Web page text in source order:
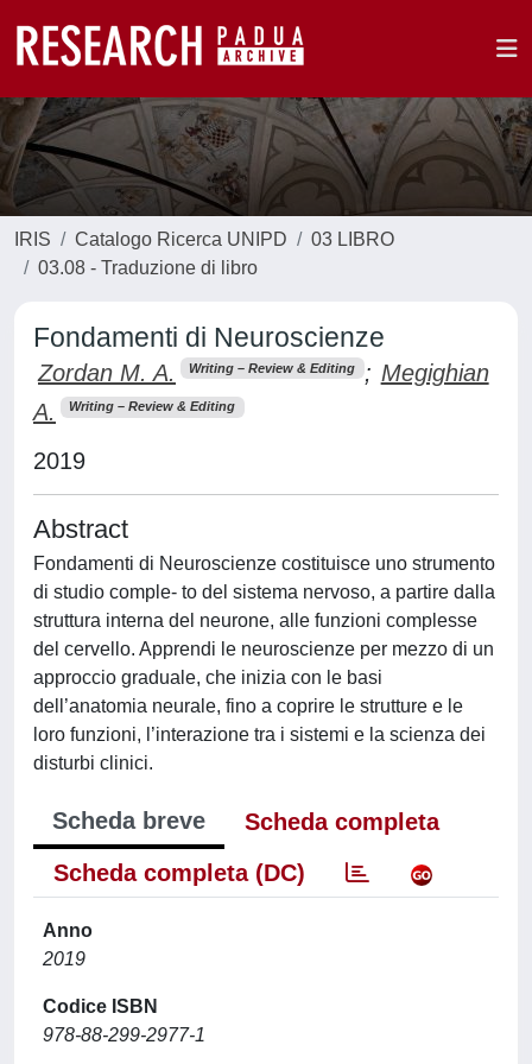
IRIS Catalogo Ricerca UNIPD
03 LIBRO
03.08 - Traduzione di libro
Fondamenti di Neuroscienze
Zordan M. A. Writing – Review & Editing ; Megighian
A.
Writing – Review & Editing
2019
Abstract
Fondamenti di Neuroscienze costituisce uno strumento
di studio comple- to del sistema nervoso, a partire dalla
struttura interna del neurone, alle funzioni complesse
del cervello. Apprendi le neuroscienze per mezzo di un
approccio graduale, che inizia con le basi
dell’anatomia neurale, fino a coprire le strutture e le
loro funzioni, l’interazione tra i sistemi e la scienza dei
disturbi clinici.
Scheda breve
Scheda completa
Scheda completa (DC)
Anno
2019
Codice ISBN
978-88-299-2977-1